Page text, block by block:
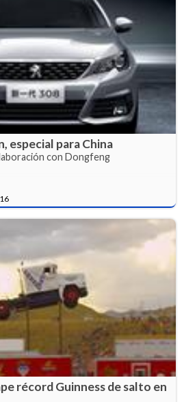
especial para China
con Dongfeng
récord Guinness de salto en